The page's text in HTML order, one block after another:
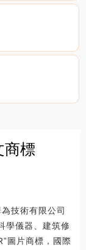
商標
技術有限公司
學儀器、建筑修
圖片商標，國際